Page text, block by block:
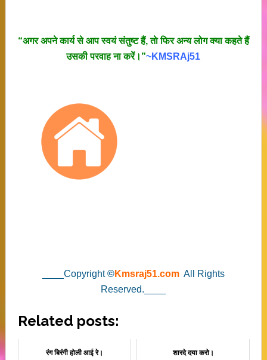
“अगर अपने कार्य से आप स्वयं संतुष्ट हैं, ताे फिर अन्य लोग क्या कहते हैं
उसकी परवाह ना करें।”~KMSRAj51
____Copyright©Kmsraj51.com All Rights
Reserved.____
Related posts:
रंग बिरंगी होली आई रे। शारदे दया करो।